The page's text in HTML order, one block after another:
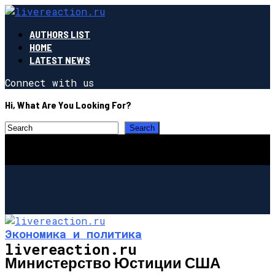
AUTHORS LIST
HOME
LATEST NEWS
Connect with us
Hi, What Are You Looking For?
livereaction.ru
Экономика и политика
Министерство Юстиции США